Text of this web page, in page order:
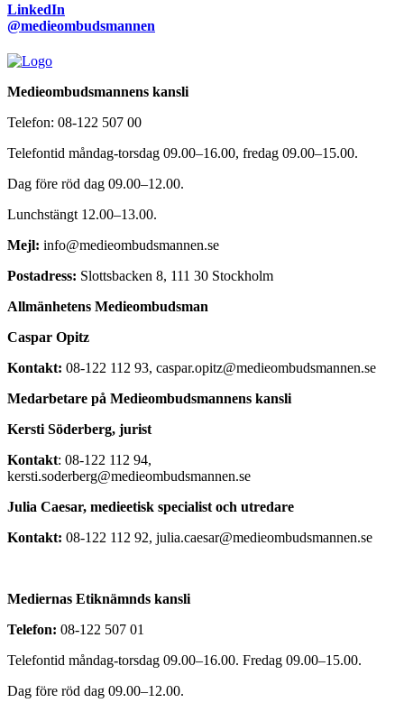
LinkedIn
@medieombudsmannen
Medieombudsmannens kansli
Telefon: 08-122 507 00
Telefontid måndag-torsdag 09.00–16.00, fredag 09.00–15.00.
Dag före röd dag 09.00–12.00.
Lunchstängt 12.00–13.00.
Mejl: info@medieombudsmannen.se
Postadress: Slottsbacken 8, 111 30 Stockholm
Allmänhetens Medieombudsman
Caspar Opitz
Kontakt: 08-122 112 93, caspar.opitz@medieombudsmannen.se
Medarbetare på Medieombudsmannens kansli
Kersti Söderberg, jurist
Kontakt: 08-122 112 94,
kersti.soderberg@medieombudsmannen.se
Julia Caesar, medieetisk specialist och utredare
Kontakt: 08-122 112 92, julia.caesar@medieombudsmannen.se
Mediernas Etiknämnds kansli
Telefon: 08-122 507 01
Telefontid måndag-torsdag 09.00–16.00. Fredag 09.00–15.00.
Dag före röd dag 09.00–12.00.